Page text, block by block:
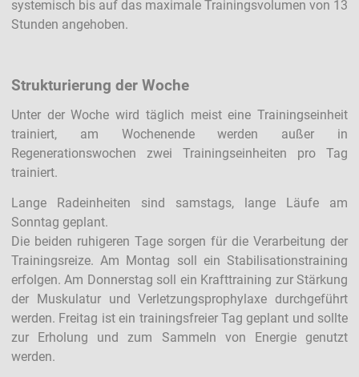
systemisch bis auf das maximale Trainingsvolumen von 13
Stunden angehoben.
Strukturierung der Woche
Unter der Woche wird täglich meist eine Trainingseinheit
trainiert, am Wochenende werden außer in
Regenerationswochen zwei Trainingseinheiten pro Tag
trainiert.
Lange Radeinheiten sind samstags, lange Läufe am
Sonntag geplant.
Die beiden ruhigeren Tage sorgen für die Verarbeitung der
Trainingsreize. Am Montag soll ein Stabilisationstraining
erfolgen. Am Donnerstag soll ein Krafttraining zur Stärkung
der Muskulatur und Verletzungsprophylaxe durchgeführt
werden. Freitag ist ein trainingsfreier Tag geplant und sollte
zur Erholung und zum Sammeln von Energie genutzt
werden.